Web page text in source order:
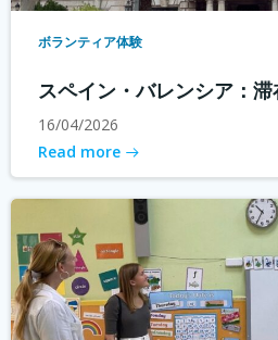
ボランティア体験
スペイン・バレンシア：
16/04/2026
Read more